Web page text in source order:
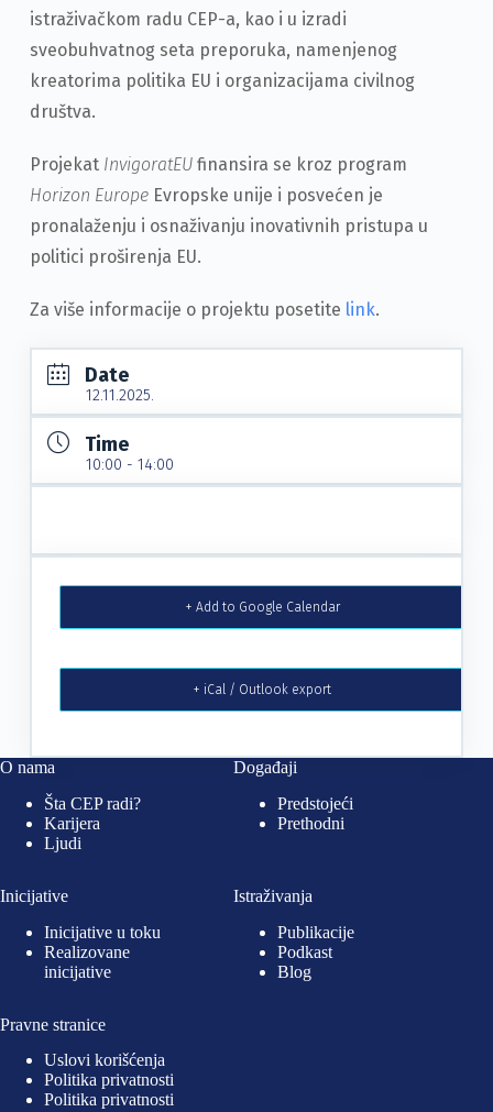
istraživačkom radu CEP-a, kao i u izradi
sveobuhvatnog seta preporuka, namenjenog
kreatorima politika EU i organizacijama civilnog
društva.
Projekat InvigoratEUfinansira se kroz program
Horizon EuropeEvropske unije i posvećen je
pronalaženju i osnaživanju inovativnih pristupa u
politici proširenja EU.
Za više informacije o projektu posetite link.
Date
12.11.2025
Time
10:00 - 14:00
+ Add to Google Calendar
+ iCal / Outlook export
O nama
Šta CEP radi?
Karijera
Ljudi
Događaji
Predstojeći
Prethodni
Inicijative
Inicijative u toku
Realizovane
inicijative
Istraživanja
Publikacije
Podkast
Blog
Pravne stranice
Uslovi korišćenja
Politika privatnosti
Politika privatnosti